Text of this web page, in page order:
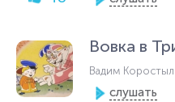
Вовка в
Вадим
слушать